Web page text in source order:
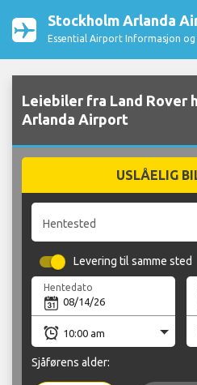
Stockholm Arlanda
Essential Airport Informasjon
Leiebiler fra Land Rover
Arlanda Airport
USLÅELIG
Hentested
Levering til samme sted
Hentedato
Sjåførens alder: